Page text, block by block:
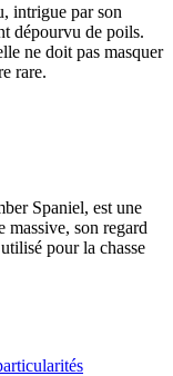
intrigue par son
dépourvu de poils.
ne doit pas masquer
rare.
Spaniel, est une
massive, son regard
pour la chasse